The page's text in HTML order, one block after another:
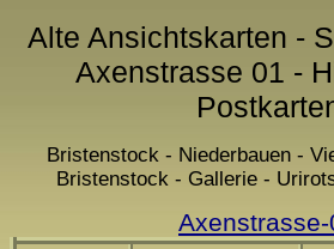
Alte Ansichtskarten -
Axenstrasse 01 -
Bristenstock - Niederbauen -
Bristenstock - Gallerie -
Axenstrasse-